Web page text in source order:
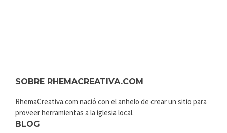
SOBRE RHEMACREATIVA.COM
RhemaCreativa.com nació con el anhelo de crear un sitio para
proveer herramientas a la iglesia local.
BLOG